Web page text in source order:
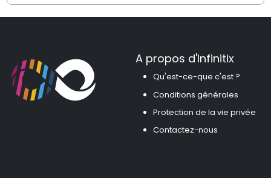
A propos d'Infinitix
Qu'est-ce-que c'est ?
Conditions générales
Protection de la vie privée
Contactez-nous